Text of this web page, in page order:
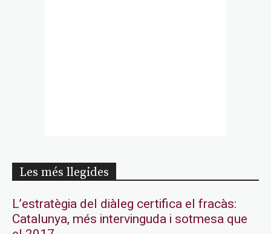
Les més llegides
L’estratègia del diàleg certifica el fracàs:
Catalunya, més intervinguda i sotmesa que